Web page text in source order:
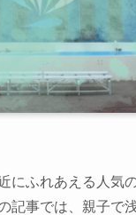
にふれあえる人気
記事では、親子で